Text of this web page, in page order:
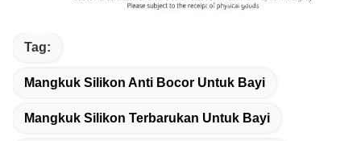
Tag:
Mangkuk Silikon Anti Bocor Untuk Bayi
Mangkuk Silikon Terbarukan Untuk Bayi